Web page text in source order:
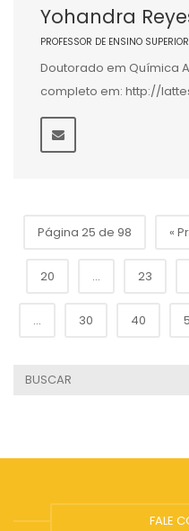
Yohandra
PROFESSOR DE ENSINO SUPERIOR
Doutorado em Química
completo em: http://
Página 25 de 98 «
20 ... 23
... 30 40
FALE